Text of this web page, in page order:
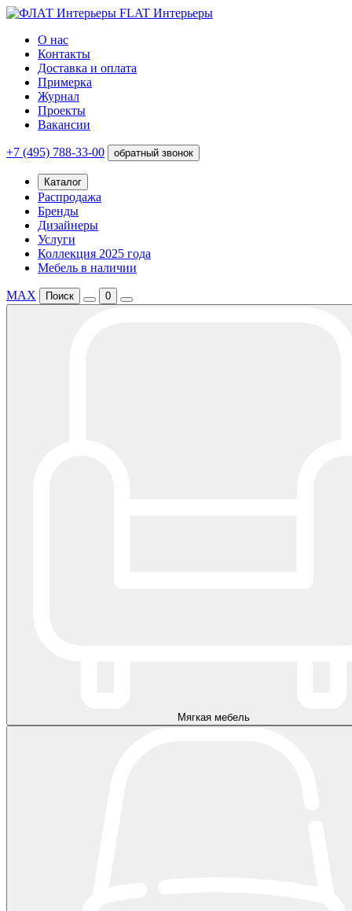
FLAT Интерьеры
О нас
Контакты
Доставка и оплата
Примерка
Журнал
Проекты
Вакансии
+7 (495) 788-33-00 обратный звонок
Каталог
Распродажа
Бренды
Дизайнеры
Услуги
Коллекция 2025 года
Мебель в наличии
MAX Поиск 0
Мягкая мебель